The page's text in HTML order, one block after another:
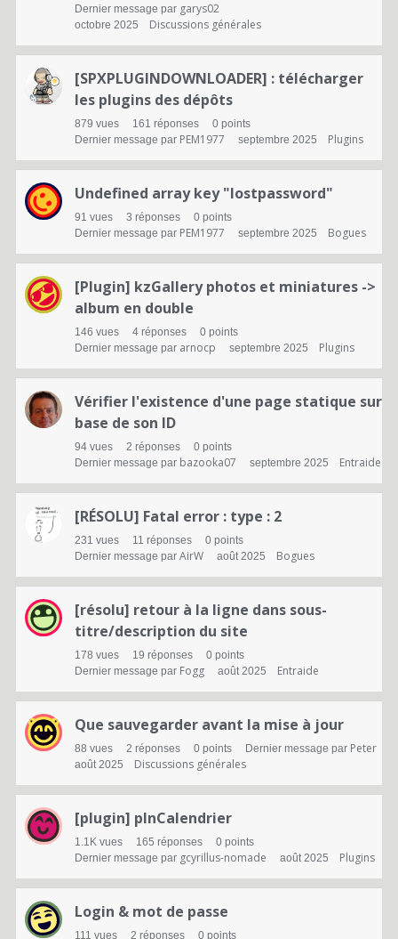
Dernier message par garys02
octobre 2025 Discussions générales
[SPXPLUGINDOWNLOADER] : télécharger
les plugins des dépôts
879 vues 161 réponses 0 points
Dernier message par PEM1977 septembre 2025 Plugins
Undefined array key "lostpassword"
91 vues 3 réponses 0 points
Dernier message par PEM1977 septembre 2025 Bogues
[Plugin] kzGallery photos et miniatures ->
album en double
146 vues 4 réponses 0 points
Dernier message par arnocp septembre 2025 Plugins
Vérifier l'existence d'une page statique sur
base de son ID
94 vues 2 réponses 0 points
Dernier message par bazooka07 septembre 2025 Entraide
[RÉSOLU] Fatal error : type : 2
231 vues 11 réponses 0 points
Dernier message par AirW août 2025 Bogues
[résolu] retour à la ligne dans sous-
titre/description du site
178 vues 19 réponses 0 points
Dernier message par Fogg août 2025 Entraide
Que sauvegarder avant la mise à jour
88 vues 2 réponses 0 points Dernier message par Peter
août 2025 Discussions générales
[plugin] plnCalendrier
1.1K vues 165 réponses 0 points
Dernier message par gcyrillus-nomade août 2025 Plugins
Login & mot de passe
111 vues 2 réponses 0 points